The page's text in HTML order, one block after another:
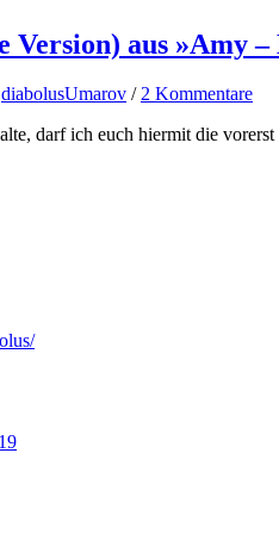
aus »Amy –
diabolusUmarov /2 Kommentare
darf ich euch hiermit die